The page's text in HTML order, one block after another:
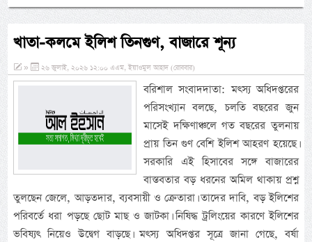
খাতা-কলমে ইলিশ তিনগুণ, বাজারে শূন্য
» ২৬ জুলাই, ২০২৬ ১২:০০ এএম, ইয়াওমুল আহাদ (রোববার)
বরিশাল সংবাদদাতা: মৎস্য অধিদপ্তরের
পরিসংখ্যান বলছে, চলতি বছরের জুন
মাসেই দক্ষিণাঞ্চলে গত বছরের তুলনায়
প্রায় তিন গুণ বেশি ইলিশ আহরণ হয়েছে।
সরকারি এই হিসাবের সঙ্গে বাজারের
বাস্তবতার বড় ধরনের অমিল থাকায় প্রশ্ন
তুলছেন জেলে, আড়তদার, ব্যবসায়ী ও ক্রেতারা। তাদের দাবি, বড় ইলিশের
পরিবর্তে ধরা পড়ছে ছোট মাছ ও জাটকা। নিষিদ্ধ ট্রলিংয়ের কারণে ইলিশের
ভবিষ্যৎ নিয়েও উদ্বেগ বাড়ছে। মৎস্য অধিদপ্তর সূত্রে জানা গেছে, বর্ষা